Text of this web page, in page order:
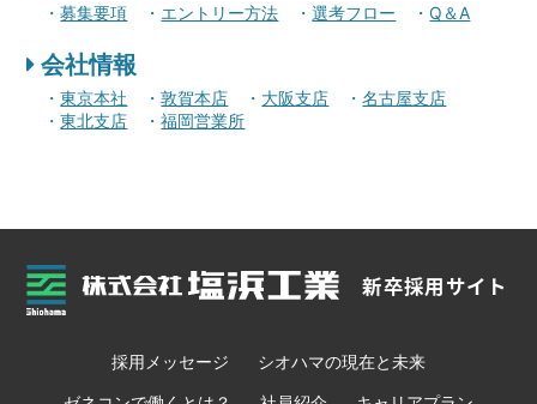
募集要項 エントリー方法 選考フロー Q＆A
会社情報
東京本社 敦賀本店 大阪支店
名古屋支店
東北支店
福岡営業所
採用メッセージ
シオハマの現在と未来